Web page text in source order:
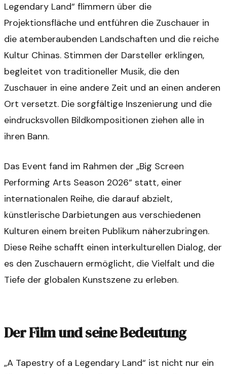
Legendary Land“ flimmern über die
Projektionsfläche und entführen die Zuschauer in
die atemberaubenden Landschaften und die reiche
Kultur Chinas. Stimmen der Darsteller erklingen,
begleitet von traditioneller Musik, die den
Zuschauer in eine andere Zeit und an einen anderen
Ort versetzt. Die sorgfältige Inszenierung und die
eindrucksvollen Bildkompositionen ziehen alle in
ihren Bann.
Das Event fand im Rahmen der „Big Screen
Performing Arts Season 2026“ statt, einer
internationalen Reihe, die darauf abzielt,
künstlerische Darbietungen aus verschiedenen
Kulturen einem breiten Publikum näherzubringen.
Diese Reihe schafft einen interkulturellen Dialog, der
es den Zuschauern ermöglicht, die Vielfalt und die
Tiefe der globalen Kunstszene zu erleben.
Der Film und seine Bedeutung
„A Tapestry of a Legendary Land“ ist nicht nur ein